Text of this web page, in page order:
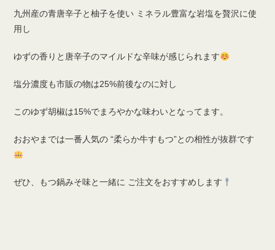
九州産の青唐辛子と柚子を使い ミネラル豊富な岩塩を贅沢に使
用し
ゆずの香りと唐辛子のマイルドな辛味が感じられます
塩分濃度も市販の物は25%前後なのに対し
このゆず胡椒は15%でまろやかな味わいとなってます。
おおやまでは一番人気の “柔らか牛すもつ”との相性が抜群です
ぜひ、もつ鍋みそ味と一緒に ご注文をおすすめします